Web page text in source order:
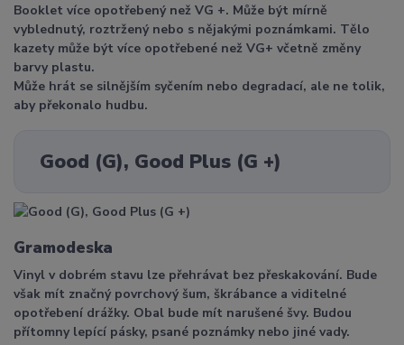
Booklet více opotřebený než VG +. Může být mírně
vyblednutý, roztržený nebo s nějakými poznámkami. Tělo
kazety může být více opotřebené než VG+ včetně změny
barvy plastu.
Může hrát se silnějším syčením nebo degradací, ale ne tolik,
aby překonalo hudbu.
Good (G), Good Plus (G +)
Gramodeska
Vinyl v dobrém stavu lze přehrávat bez přeskakování. Bude
však mít značný povrchový šum, škrábance a viditelné
opotřebení drážky. Obal bude mít narušené švy. Budou
přítomny lepící pásky, psané poznámky nebo jiné vady.